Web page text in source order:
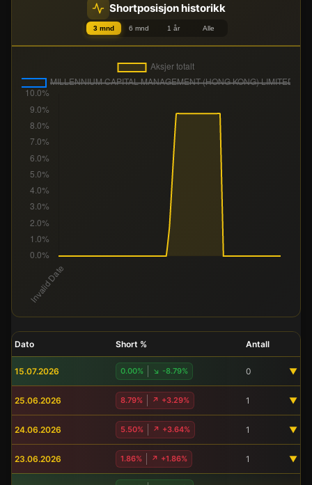
Shortposisjon historikk
3 mnd 6 mnd 1 år Alle
Dato Short % Antall
15.07.2026 0.00% ↘ -8.79% 0 ▼
25.06.2026 8.79% ↗ +3.29% 1 ▼
24.06.2026 5.50% ↗ +3.64% 1 ▼
23.06.2026 1.86% ↗ +1.86% 1 ▼